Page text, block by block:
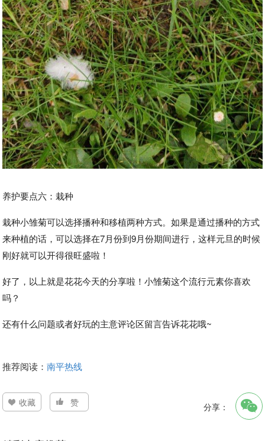
养护要点六：栽种
栽种小雏菊可以选择播种和移植两种方式。如果是通过播种的方式
来种植的话，可以选择在7月份到9月份期间进行，这样元旦的时候
刚好就可以开得很旺盛啦！
好了，以上就是花花今天的分享啦！小雏菊这个流行元素你喜欢
吗？
还有什么问题或者好玩的主意评论区留言告诉花花哦~
推荐阅读：南平热线
收藏 赞 分享：